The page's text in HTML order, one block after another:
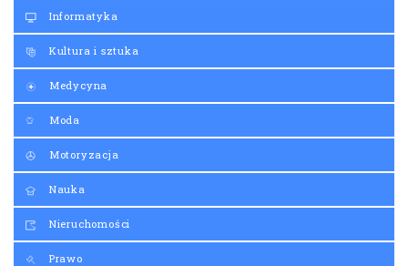
Informatyka
Kultura i sztuka
Medycyna
Moda
Motoryzacja
Nauka
Nieruchomości
Prawo